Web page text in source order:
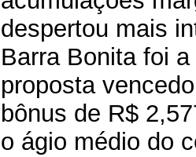
despertou mais
Barra Bonita foi
proposta
bônus de R$
o ágio médio do